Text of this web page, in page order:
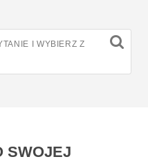
I WYBIERZ Z
SWOJEJ